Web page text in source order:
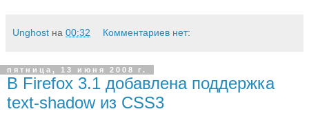
Unghost на 00:32 Комментариев нет:
пятница, 13 июня 2008 г.
В Firefox 3.1 добавлена поддержка
text-shadow из CSS3